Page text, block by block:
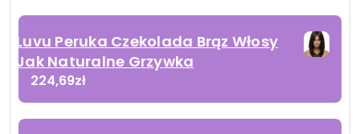
Luvu Peruka Czekolada Brąz Włosy
Jak Naturalne Grzywka
224,69zł